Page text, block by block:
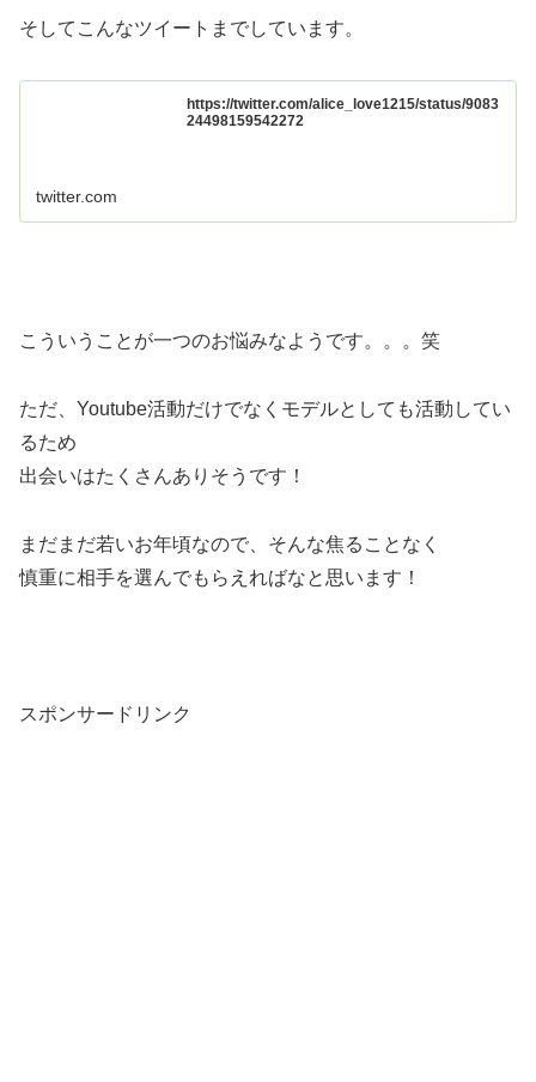
そしてこんなツイートまでしています。
https://twitter.com/alice_love1215/status/9083
24498159542272
twitter.com
こういうことが一つのお悩みなようです。。。笑
ただ、Youtube活動だけでなくモデルとしても活動してい
るため
出会いはたくさんありそうです！
まだまだ若いお年頃なので、そんな焦ることなく
慎重に相手を選んでもらえればなと思います！
スポンサードリンク